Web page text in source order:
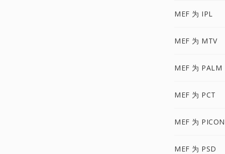
MEF 为 IPL
MEF 为 MTV
MEF 为 PALM
MEF 为 PCT
MEF 为 PICON
MEF 为 PSD